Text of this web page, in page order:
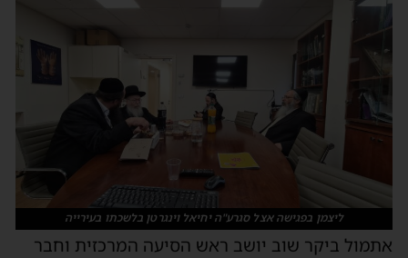
ליצמן בפגישה אצל סגרע"ה יחיאל וינגרטן בלשכתו בעירייה
ביקר שוב יושב ראש הסיעה המרכזית וחבר